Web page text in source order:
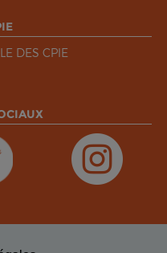
DES CPIE